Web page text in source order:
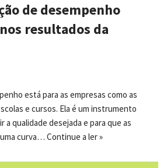
de desempenho
resultados da
está para as empresas como as
e cursos. Ela é um instrumento
a qualidade desejada e para que as
curva… Continue a ler »